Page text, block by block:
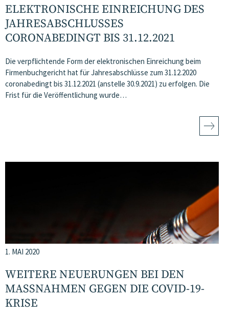
ELEKTRONISCHE EINREICHUNG DES
JAHRESABSCHLUSSES
CORONABEDINGT BIS 31.12.2021
Die verpflichtende Form der elektronischen Einreichung beim
Firmenbuchgericht hat für Jahresabschlüsse zum 31.12.2020
coronabedingt bis 31.12.2021 (anstelle 30.9.2021) zu erfolgen. Die
Frist für die Veröffentlichung wurde…
1. MAI 2020
WEITERE NEUERUNGEN BEI DEN
MASSNAHMEN GEGEN DIE COVID-19-K
RISE